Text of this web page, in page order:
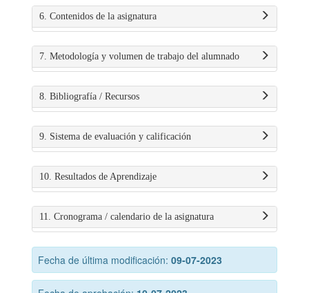
6. Contenidos de la asignatura
7. Metodología y volumen de trabajo del alumnado
8. Bibliografía / Recursos
9. Sistema de evaluación y calificación
10. Resultados de Aprendizaje
11. Cronograma / calendario de la asignatura
Fecha de última modificación: 09-07-2023